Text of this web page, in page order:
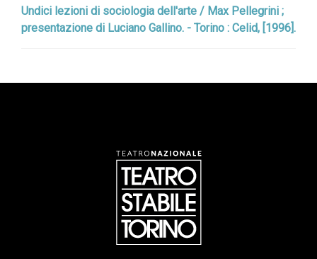
Undici lezioni di sociologia dell'arte / Max Pellegrini ;
presentazione di Luciano Gallino. - Torino : Celid, [1996].